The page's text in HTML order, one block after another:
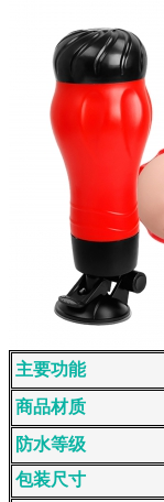
主要功能
商品材质
防水等级
包装尺寸